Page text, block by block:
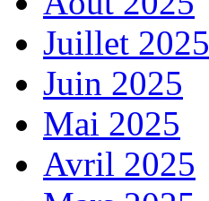
Juillet 2025
Juin 2025
Mai 2025
Avril 2025